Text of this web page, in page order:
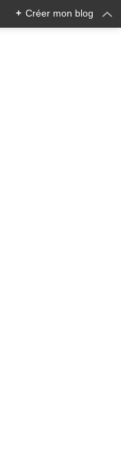
+ Créer mon blog